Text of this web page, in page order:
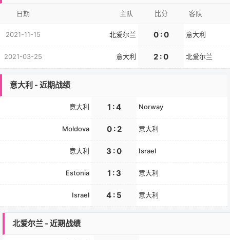
日期 主队 比分 客队
2021-11-15 北爱尔兰 0 : 0 意大利
2021-03-25 意大利 2 : 0 北爱尔兰
意大利 - 近期战绩
意大利 1 : 4 Norway
Moldova 0 : 2 意大利
意大利 3 : 0 Israel
Estonia 1 : 3 意大利
Israel 4 : 5 意大利
北爱尔兰 - 近期战绩